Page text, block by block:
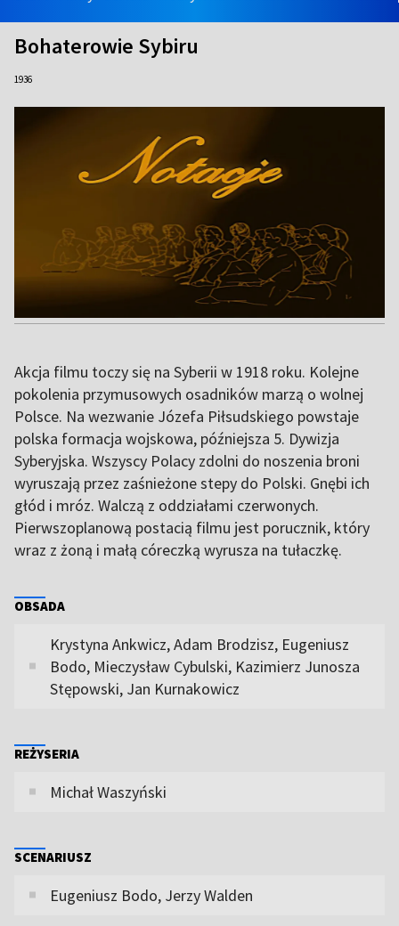
Bohaterowie Sybiru
1936
Akcja filmu toczy się na Syberii w 1918 roku. Kolejne
pokolenia przymusowych osadników marzą o wolnej
Polsce. Na wezwanie Józefa Piłsudskiego powstaje
polska formacja wojskowa, późniejsza 5. Dywizja
Syberyjska. Wszyscy Polacy zdolni do noszenia broni
wyruszają przez zaśnieżone stepy do Polski. Gnębi ich
głód i mróz. Walczą z oddziałami czerwonych.
Pierwszoplanową postacią filmu jest porucznik, który
wraz z żoną i małą córeczką wyrusza na tułaczkę.
OBSADA
Krystyna Ankwicz, Adam Brodzisz, Eugeniusz
Bodo, Mieczysław Cybulski, Kazimierz Junosza
Stępowski, Jan Kurnakowicz
REŻYSERIA
Michał Waszyński
SCENARIUSZ
Eugeniusz Bodo, Jerzy Walden